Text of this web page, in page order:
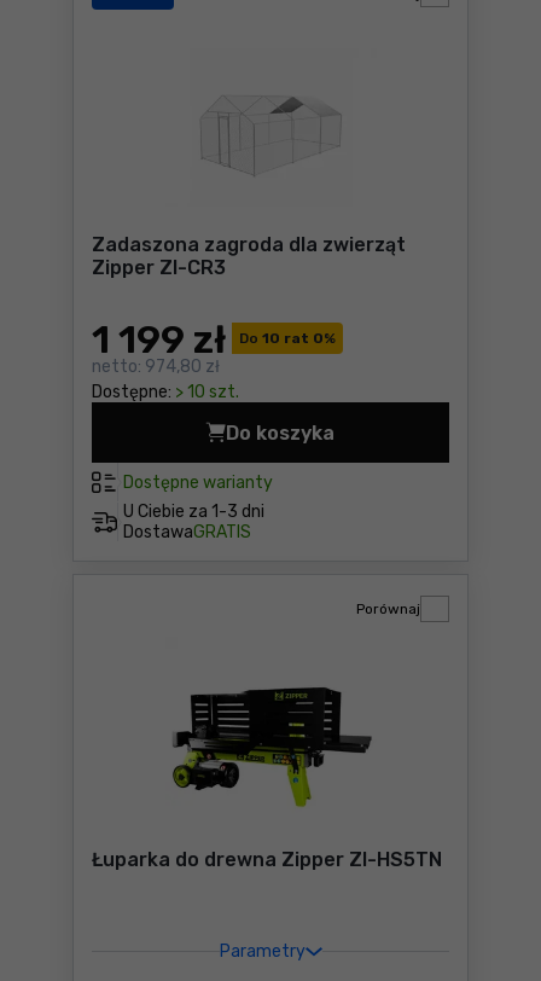
Zadaszona zagroda dla zwierząt
Zipper ZI-CR3
Do 10 rat 0%
1 199 zł
netto: 974,80 zł
Dostępne: > 10 szt.
Dostępne warianty
U Ciebie za 1-3 dni
DostawaGRATIS
Do koszyka
Zadaszona zagroda dla
Łuparka do drewna Zipper ZI-HS5TN
Parametry
Porównaj